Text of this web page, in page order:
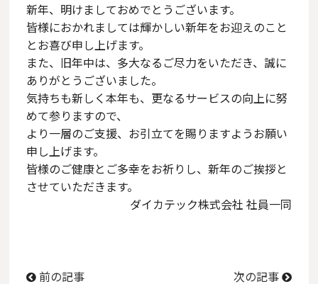
新年、明けましておめでとうございます。
皆様におかれましては輝かしい新年をお迎えのこと
とお喜び申し上げます。
また、旧年中は、多大なるご尽力をいただき、誠に
ありがとうございました。
気持ちも新しく本年も、更なるサービスの向上に努
めて参りますので、
より一層のご支援、お引立てを賜りますようお願い
申し上げます。
皆様のご健康とご多幸をお祈りし、新年のご挨拶と
させていただきます。
ダイカテック株式会社 社員一同
前の記事 次の記事